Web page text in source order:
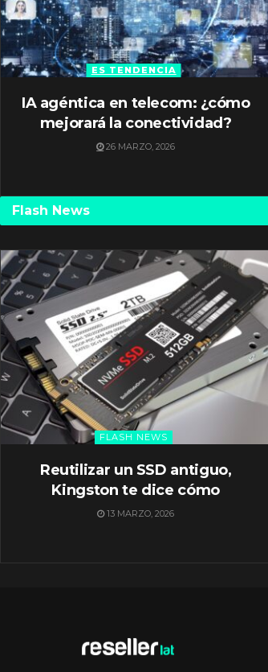
ES TENDENCIA
IA agéntica en telecom: ¿cómo
mejorará la conectividad?
26 MARZO, 2026
Flash News
FLASH NEWS
Reutilizar un SSD antiguo,
Kingston te dice cómo
13 MARZO, 2026